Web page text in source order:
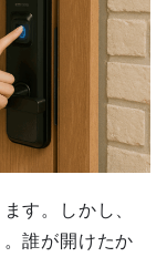
す。しかし、
誰が開けたか